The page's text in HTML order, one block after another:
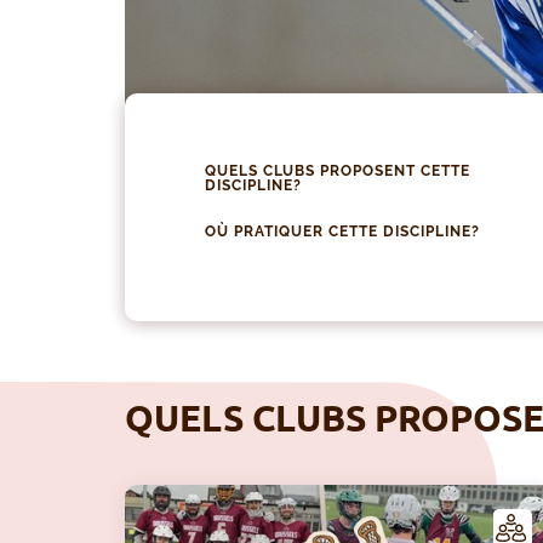
QUELS CLUBS PROPOSENT CETTE
DISCIPLINE?
OÙ PRATIQUER CETTE DISCIPLINE?
QUELS CLUBS